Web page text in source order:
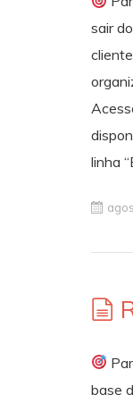
sair
linha
base